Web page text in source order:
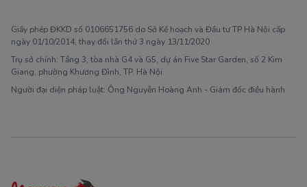
Giấy phép ĐKKD số 0106651756 do Sở Kế hoạch và Đầu tư TP Hà Nội cấp
ngày 01/10/2014, thay đổi lần thứ 3 ngày 13/11/2020
Trụ sở chính: Tầng 3, tòa nhà G4 và G5, dự án Five Star Garden, số 2 Kim
Giang, phường Khương Đình, TP. Hà Nội
Người đại diện pháp luật: Ông Nguyễn Hoàng Anh - Giám đốc điều hành